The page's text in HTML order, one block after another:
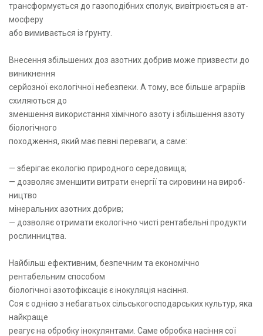
транс­фор­мується до га­зо­подібних спо­лук, вивітрюється в ат­
мо­сфе­ру
або ви­ми­вається із ґрун­ту.
Внесення збільшених доз азотних добрив може призвести до
виникнення
серйозної екологічної небезпеки. А тому, все більше аграріїв
схиляються до
зменшення використання хімічного азоту і збільшення азоту
біологічного
походження, який має певні переваги, а саме:
— зберігає екологію природного середовища;
— дозволяє зменшити витрати енергії та си­ро­ви­ни на ви­роб­
ництво
міне­раль­них азот­них до­б­рив;
— дозволяє отримати екологічно чисті рентабельні продукти
рослинництва.
Найбільш ефективним, безпечним та економічно
рентабельним способом
біологічної азотофіксаціє є інокуляція насіння.
Соя є однією з небагатьох сільськогосподарських культур, яка
найкраще
реагує на обробку інокулянтами. Саме обробка насіння сої